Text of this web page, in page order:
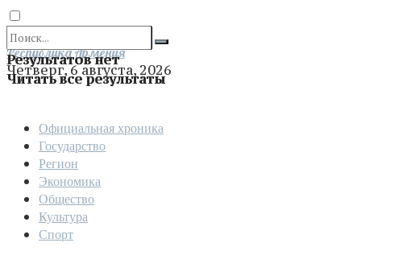
Результатов нет
Читать все результаты
Отправить
Республика Армения
Четверг, 6 августа, 2026
Официальная хроника
Государство
Регион
Экономика
Общество
Культура
Спорт